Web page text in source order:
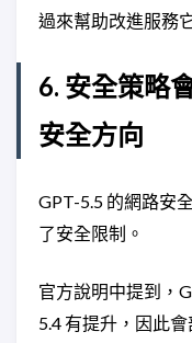
過來幫助改進服務
6. 安全策略
安全方向
GPT-5.5 的網路安
了安全限制。
官方說明中提到，
5.4 有提升，因此